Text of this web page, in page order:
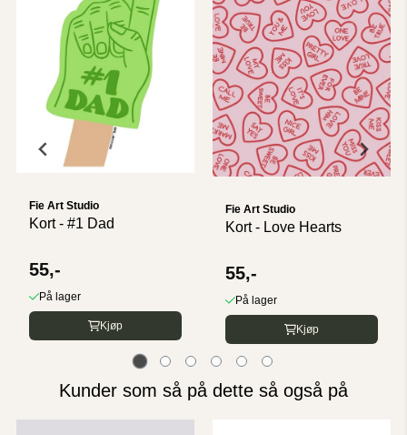
Fie Art Studio
Kort - #1 Dad
55,-
På lager
Kjøp
Fie Art Studio
Kort - Love Hearts
55,-
På lager
Kjøp
Kunder som så på dette så også på